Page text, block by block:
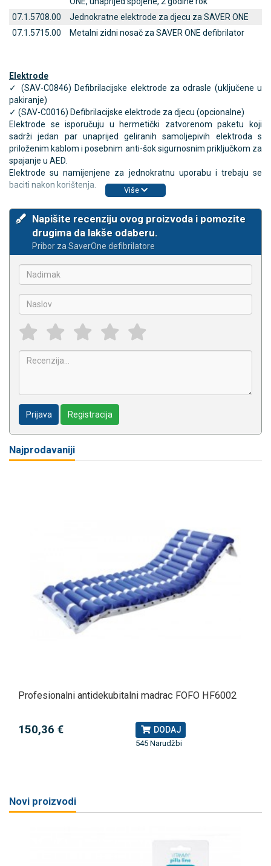
07.1.5708.00
Jednokratne elektrode za djecu za SAVER ONE
07.1.5715.00
Metalni zidni nosač za SAVER ONE defibrilator
Elektrode
✓ (SAV-C0846) Defibrilacijske elektrode za odrasle (uključene u
pakiranje)
✓ (SAV-C0016) Defibrilacijske elektrode za djecu (opcionalne)
Elektrode se isporučuju u hermetički zatvorenom paketu koji
sadrži jedan par unaprijed geliranih samoljepivih elektroda s
priloženim kablom i posebnim anti-šok sigurnosnim priključkom za
spajanje u AED.
Elektrode su namijenjene za jednokratnu uporabu i trebaju se
baciti nakon korištenja.
Više
Napišite recenziju ovog proizvoda i pomozite
drugima da lakše odaberu.
Pribor za SaverOne defibrilatore
Prijava Registracija
Najprodavaniji
Profesionalni antidekubitalni madrac FOFO HF6002
150,36 € DODAJ
545 Narudžbi
Novi proizvodi